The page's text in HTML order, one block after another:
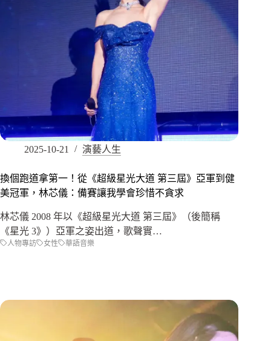
2025-10-21 演藝人生
換個跑道拿第一！從《超級星光大道 第三屆》亞軍到健
美冠軍，林芯儀：備賽讓我學會珍惜不貪求
林芯儀 2008 年以《超級星光大道 第三屆》（後簡稱
《星光 3》）亞軍之姿出道，歌聲實…
人物專訪 女性 華語音樂